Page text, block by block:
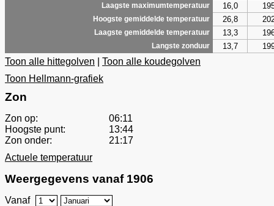
Laagste maximumtemperatuur 16,0
Hoogste gemiddelde temperatuur 26,8
Laagste gemiddelde temperatuur 13,3
Langste zonduur 13,7
Toon alle hittegolven
Toon alle koudegolven
Toon Hellmann-grafiek
Zon
Zon op:
06:11
Hoogste punt:
13:44
Zon onder:
21:17
Actuele temperatuur
Weergegevens vanaf 1906
Vanaf